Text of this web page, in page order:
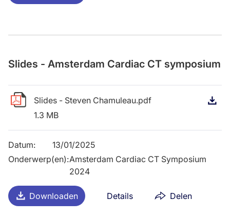
Downloaden Details Delen
Slides - Amsterdam Cardiac CT symposium
Slides - Steven Chamuleau.pdf
1.3 MB
Datum:
13/01/2025
Onderwerp(en):Amsterdam Cardiac CT Symposium
2024